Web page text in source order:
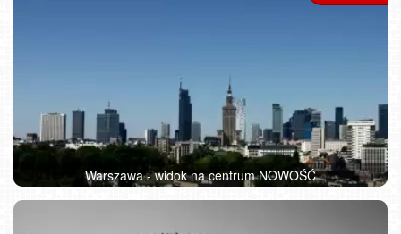
Warszawa - widok na centrum NOWOŚĆ